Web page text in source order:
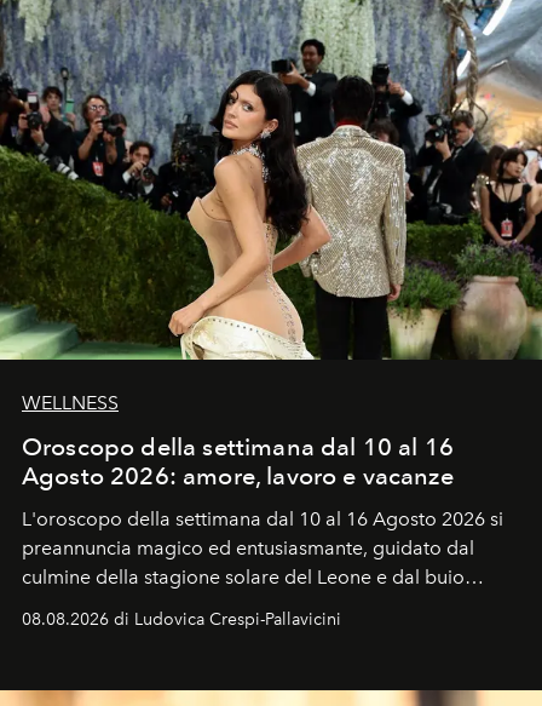
WELLNESS
Oroscopo della settimana dal 10 al 16
Agosto 2026: amore, lavoro e vacanze
L'oroscopo della settimana dal 10 al 16 Agosto 2026 si
preannuncia magico ed entusiasmante, guidato dal
culmine della stagione solare del Leone e dal buio
favorevole della Luna nuova in Leone del 12 agosto,
ideale per la notte delle Perseidi.
08.08.2026 di Ludovica Crespi-Pallavicini